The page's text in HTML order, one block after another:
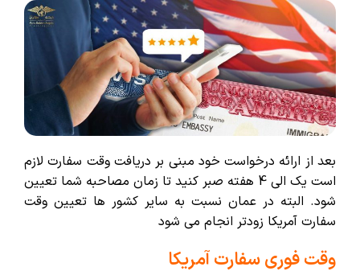
بعد از ارائه درخواست خود مبنی بر دریافت وقت سفارت لازم
است یک الی 4 هفته صبر کنید تا زمان مصاحبه شما تعیین
شود. البته در عمان نسبت به سایر کشور ها تعیین وقت
سفارت آمریکا زودتر انجام می شود
وقت فوری سفارت آمریکا